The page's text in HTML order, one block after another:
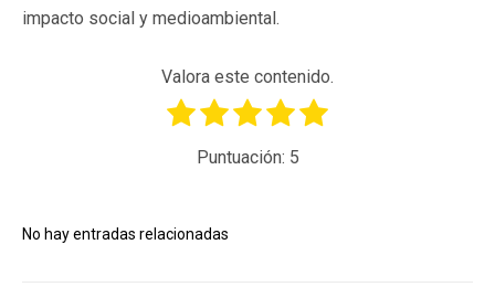
impacto social y medioambiental.
Valora este contenido.
Puntuación: 5
No hay entradas relacionadas